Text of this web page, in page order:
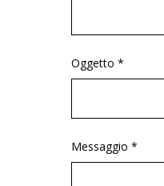
Oggetto *
Messaggio *